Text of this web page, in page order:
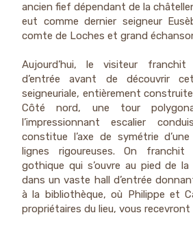
ancien fief dépendant de la
eut comme dernier seigneur
comte de Loches et grand
Aujourd’hui, le visiteur franchit
d’entrée avant de découvrir
seigneuriale, entièrement
Côté nord, une tour
l’impressionnant escalier
constitue l’axe de symétrie
lignes rigoureuses. On
gothique qui s’ouvre au pied de
dans un vaste hall d’entrée
à la bibliothèque, où Philippe et
propriétaires du lieu, vous recevront